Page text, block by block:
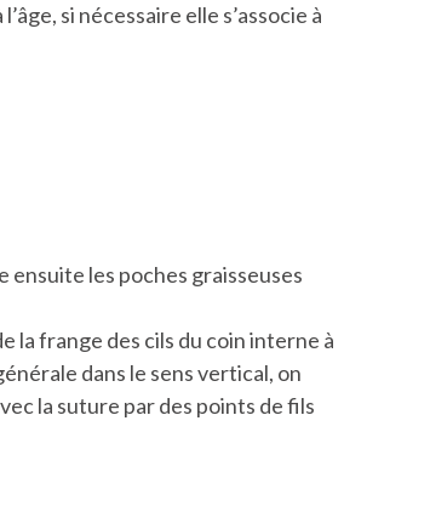
si nécessaire elle s’associe à
ensuite les poches graisseuses
la frange des cils du coin interne à
dans le sens vertical, on
la suture par des points de fils